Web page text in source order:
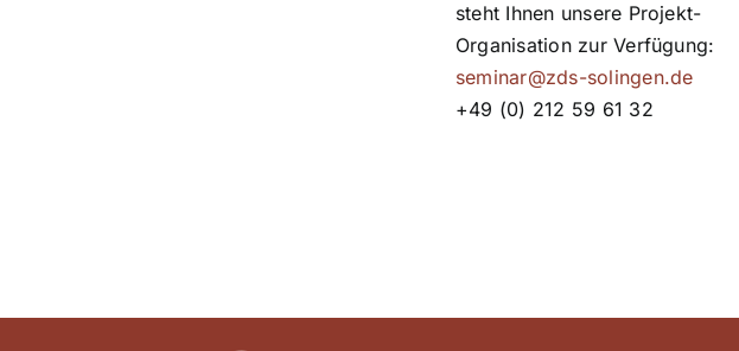
steht Ihnen unsere Projekt-
Organisation zur Verfügung:
seminar@zds-solingen.de
+49 (0) 212 59 61 32